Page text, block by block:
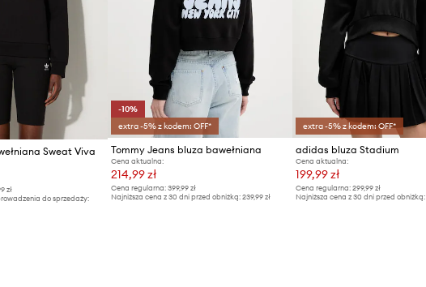
Sweat Viva
zł
do sprzedaży:
-10%
extra -5% z kodem: OFF*
Tommy Jeans bluza bawełniana
Cena aktualna:
214,99 zł
Cena regularna: 399,99 zł
Najniższa cena z 30 dni przed obniżką: 239,99 zł
extra -5% z kodem: OFF*
adidas bluza Stadium
Cena aktualna:
199,99 zł
Cena regularna: 299,99 zł
Najniższa cena z 30 dni przed obniżką: